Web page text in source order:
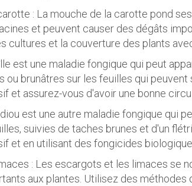
: La mouche de la carotte pond
et peuvent causer des dégâts
cultures et la couverture des plants
est une maladie fongique qui peut
ou brunâtres sur les feuilles qui
et assurez-vous d'avoir une bonne
est une autre maladie fongique qui
suivies de taches brunes et d'un
et en utilisant des fongicides
: Les escargots et les limaces se
aux plantes. Utilisez des